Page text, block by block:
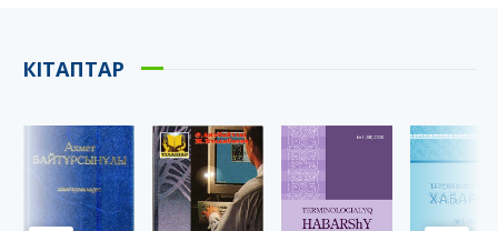
КІТАПТАР